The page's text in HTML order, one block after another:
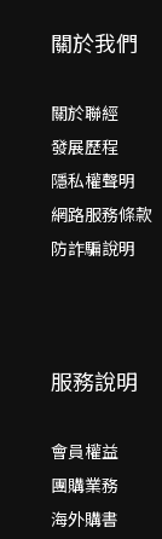
關於我們
關於聯經
發展歷程
隱私權聲明
網路服務條款
防詐騙說明
服務說明
會員權益
團購業務
海外購書